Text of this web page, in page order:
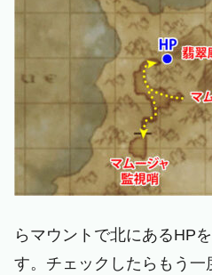
らマウントで北にあるHP
す。チェックしたらもう一